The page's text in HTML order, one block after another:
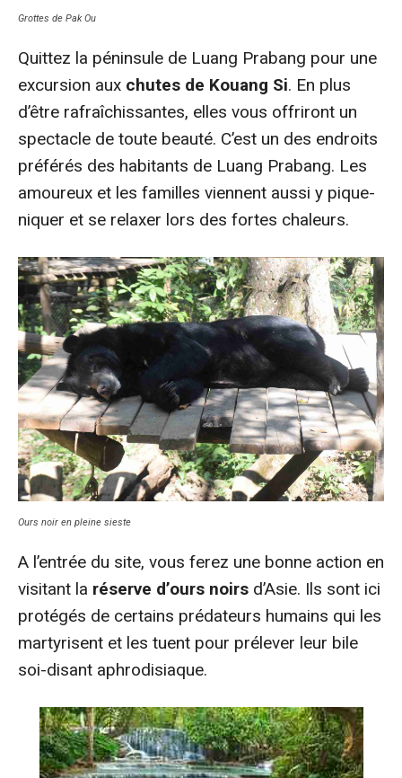
Grottes de Pak Ou
Quittez la péninsule de Luang Prabang pour une
excursion aux chutes de Kouang Si. En plus
d’être rafraîchissantes, elles vous offriront un
spectacle de toute beauté. C’est un des endroits
préférés des habitants de Luang Prabang. Les
amoureux et les familles viennent aussi y pique-
niquer et se relaxer lors des fortes chaleurs.
Ours noir en pleine sieste
A l’entrée du site, vous ferez une bonne action en
visitant la réserve d’ours noirs d’Asie. Ils sont ici
protégés de certains prédateurs humains qui les
martyrisent et les tuent pour prélever leur bile
soi-disant aphrodisiaque.